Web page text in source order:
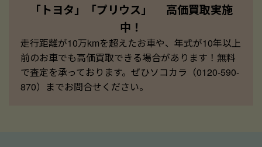
「トヨタ」「プリウス」 高価買取実施
中！
走行距離が10万kmを超えたお車や、年式が10年以上
前のお車でも高価買取できる場合があります！無料
で査定を承っております。ぜひソコカラ（0120-590-
870）までお問合せください。